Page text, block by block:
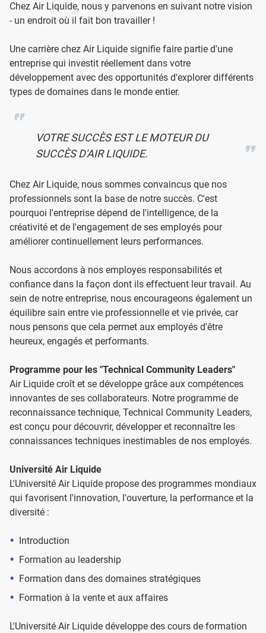
Chez Air Liquide, nous y parvenons en suivant notre vision
- un endroit où il fait bon travailler !
Une carrière chez Air Liquide signifie faire partie d'une
entreprise qui investit réellement dans votre
développement avec des opportunités d'explorer différents
types de domaines dans le monde entier.
VOTRE SUCCÈS EST LE MOTEUR DU
SUCCÈS D'AIR LIQUIDE.
Chez Air Liquide, nous sommes convaincus que nos
professionnels sont la base de notre succès. C'est
pourquoi l'entreprise dépend de l'intelligence, de la
créativité et de l'engagement de ses employés pour
améliorer continuellement leurs performances.
Nous accordons à nos employes responsabilités et
confiance dans la façon dont ils effectuent leur travail. Au
sein de notre entreprise, nous encourageons également un
équilibre sain entre vie professionnelle et vie privée, car
nous pensons que cela permet aux employés d'être
heureux, engagés et performants.
Programme pour les "Technical Community Leaders"
Air Liquide croît et se développe grâce aux compétences
innovantes de ses collaborateurs. Notre programme de
reconnaissance technique, Technical Community Leaders,
est conçu pour découvrir, développer et reconnaître les
connaissances techniques inestimables de nos employés.
Université Air Liquide
L'Université Air Liquide propose des programmes mondiaux
qui favorisent l'innovation, l'ouverture, la performance et la
diversité :
Introduction
Formation au leadership
Formation dans des domaines stratégiques
Formation à la vente et aux affaires
L'Université Air Liquide développe des cours de formation